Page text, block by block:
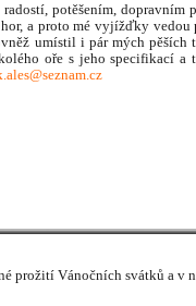
potěšením,
a proto mé vyjížďky
umístil i pár mých pěších
oře s jeho specifikací
prožití Vánočních svátků a v